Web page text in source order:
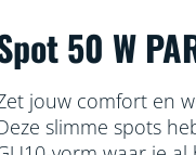
50 W
jouw comfort en
slimme spots